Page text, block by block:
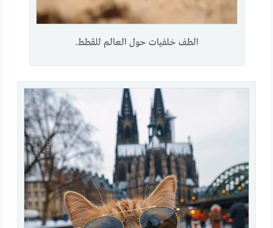
الطف خلفيات حول العالم للقطط.